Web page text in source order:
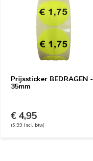
Prijssticker BEDRAGEN -
35mm
€ 4,95
(5,99 Incl. btw)